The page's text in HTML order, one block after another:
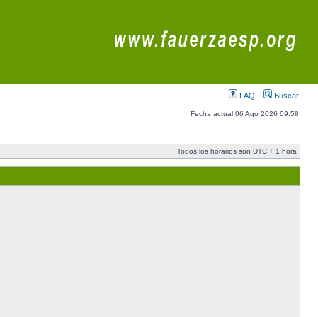
FAQ Buscar
Fecha actual 06 Ago 2026 09:58
Todos los horarios son UTC + 1 hora